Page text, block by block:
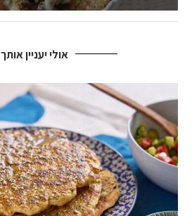
אולי יעניין אותך